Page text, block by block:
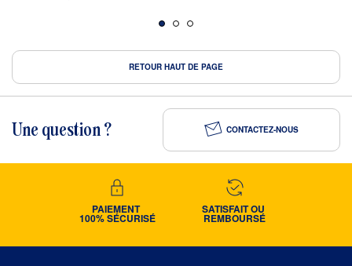
RETOUR HAUT DE PAGE
Une question ? CONTACTEZ-NOUS
PAIEMENT
100% SÉCURISÉ
SATISFAIT OU
REMBOURSÉ